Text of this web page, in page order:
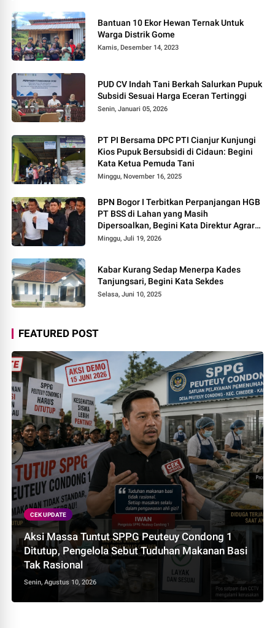
Bantuan 10 Ekor Hewan Ternak Untuk
Warga Distrik Gome
Kamis, Desember 14, 2023
PUD CV Indah Tani Berkah Salurkan Pupuk
Subsidi Sesuai Harga Eceran Tertinggi
Senin, Januari 05, 2026
PT PI Bersama DPC PTI Cianjur Kunjungi
Kios Pupuk Bersubsidi di Cidaun: Begini
Kata Ketua Pemuda Tani
Minggu, November 16, 2025
BPN Bogor I Terbitkan Perpanjangan HGB
PT BSS di Lahan yang Masih
Dipersoalkan, Begini Kata Direktur Agraria
Institute!
Minggu, Juli 19, 2026
Kabar Kurang Sedap Menerpa Kades
Tanjungsari, Begini Kata Sekdes
Selasa, Juni 10, 2025
FEATURED POST
CEK UPDATE
Aksi Massa Tuntut SPPG Peuteuy Condong 1
Ditutup, Pengelola Sebut Tuduhan Makanan Basi
Tak Rasional
Senin, Agustus 10, 2026